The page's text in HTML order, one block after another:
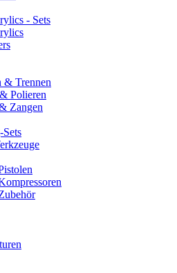
- Sets
& Trennen
Polieren
Zangen
Sets